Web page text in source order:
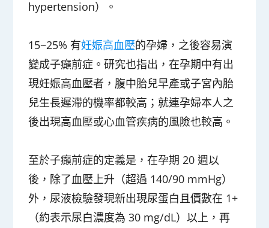
hypertension）。
15~25% 有妊娠高血壓的孕婦，之後容易演
變成子癲前症。研究也指出，在孕期中有出
現妊娠高血壓者，腹中胎兒早產或子宮內胎
兒生長遲滯的機率都較高；就連孕婦本人之
後出現高血壓或心血管疾病的風險也較高。
至於子癲前症的定義是，在孕期 20 週以
後，除了血壓上升（超過 140/90 mmHg）
外，尿液檢驗發現新出現尿蛋白且價數在 1+
（約表示尿白濃度為 30 mg/dL）以上，再